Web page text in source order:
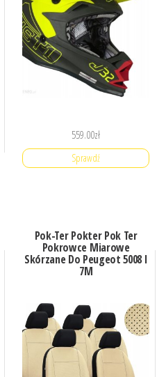
559.00zł
Sprawdź
Pok-Ter Pokter Pok Ter
Pokrowce Miarowe
Skórzane Do Peugeot 5008 I
7M